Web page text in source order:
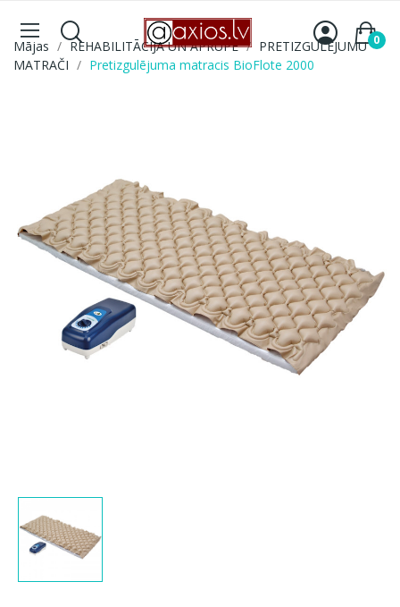
0
Mājas REHABILITĀCIJA UN APRŪPE
PRETIZGULĒJUMU
MATRAČI
Pretizgulējuma matracis BioFlote 2000